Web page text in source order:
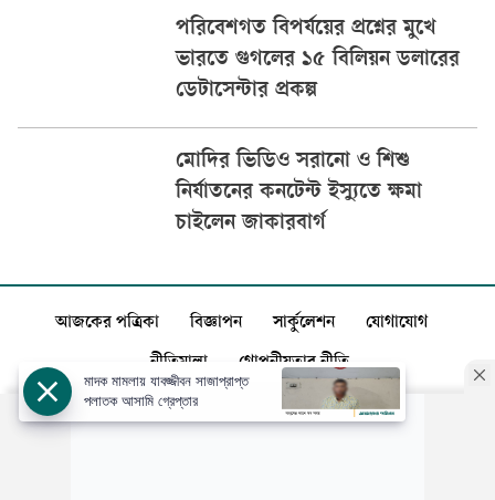
পরিবেশগত বিপর্যয়ের প্রশ্নের মুখে
ভারতে গুগলের ১৫ বিলিয়ন ডলারের
ডেটাসেন্টার প্রকল্প
মোদির ভিডিও সরানো ও শিশু
নির্যাতনের কনটেন্ট ইস্যুতে ক্ষমা
চাইলেন জাকারবার্গ
আজকের পত্রিকা বিজ্ঞাপন সার্কুলেশন যোগাযোগ
নীতিমালা গোপনীয়তার নীতি
মাদক মামলায় যাবজ্জীবন সাজাপ্রাপ্ত
পলাতক আসামি গ্রেপ্তার